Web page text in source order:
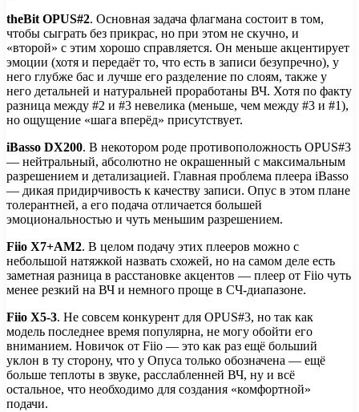
theBit OPUS#2. Основная задача флагмана состоит в том,
чтобы сыграть без прикрас, но при этом не скучно, и
«второй» с этим хорошо справляется. Он меньше акцентирует
эмоции (хотя и передаёт то, что есть в записи безупречно), у
него глубже бас и лучше его разделение по слоям, также у
него детальней и натуральней проработаны ВЧ. Хотя по факту
разница между #2 и #3 невелика (меньше, чем между #3 и #1),
но ощущение «шага вперёд» присутствует.
iBasso DX200. В некотором роде противоположность OPUS#3
— нейтральный, абсолютно не окрашенный с максимальным
разрешением и детализацией. Главная проблема плеера iBasso
— дикая придирчивость к качеству записи. Опус в этом плане
толерантней, а его подача отличается большей
эмоциональностью и чуть меньшим разрешением.
Fiio X7+AM2. В целом подачу этих плееров можно с
небольшой натяжкой назвать схожей, но на самом деле есть
заметная разница в расстановке акцентов — плеер от Fiio чуть
менее резкий на ВЧ и немного проще в СЧ-диапазоне.
Fiio X5-3. Не совсем конкурент для OPUS#3, но так как
модель последнее время популярна, не могу обойти его
вниманием. Новичок от Fiio — это как раз ещё больший
уклон в ту сторону, что у Опуса только обозначена — ещё
больше теплоты в звуке, расслабленней ВЧ, ну и всё
остальное, что необходимо для создания «комфортной»
подачи.